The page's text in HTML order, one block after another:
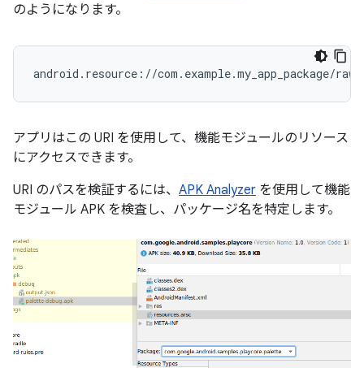
のようになります。
アプリはこの URI を使用して、機能モジュールのリソース
にアクセスできます。
URI のパスを検証するには、 APK Analyzer を使用して機能
モジュール APK を検査し、パッケージ名を特定します。